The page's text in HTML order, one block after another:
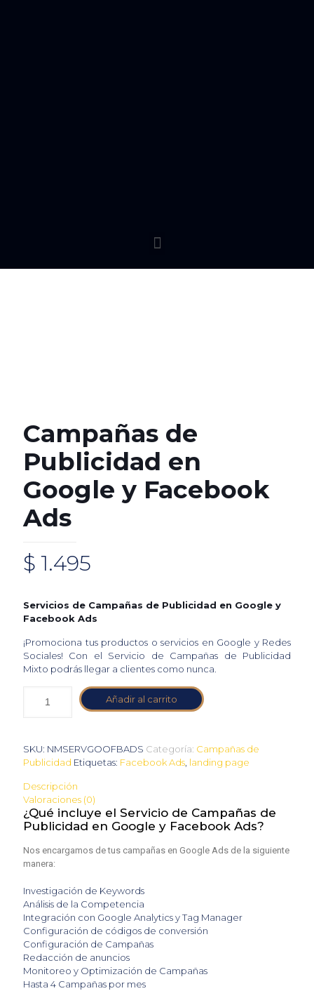
Campañas de
Publicidad en
Google y Facebook
Ads
$ 1.495
Servicios de Campañas de Publicidad en Google y
Facebook Ads
¡Promociona tus productos o servicios en Google y Redes
Sociales! Con el Servicio de Campañas de Publicidad
Mixto podrás llegar a clientes como nunca.
Añadir al carrito
SKU: NMSERVGOOFBADS Categoría: Campañas de
Publicidad Etiquetas: Facebook Ads landing page
Descripción
Valoraciones (0)
¿Qué incluye el Servicio de Campañas de
Publicidad en Google y Facebook Ads?
Nos encargamos de tus campañas en Google Ads de la siguiente
manera:
Investigación de Keywords
Análisis de la Competencia
Integración con Google Analytics y Tag Manager
Configuración de códigos de conversión
Configuración de Campañas
Redacción de anuncios
Monitoreo y Optimización de Campañas
Hasta 4 Campañas por mes